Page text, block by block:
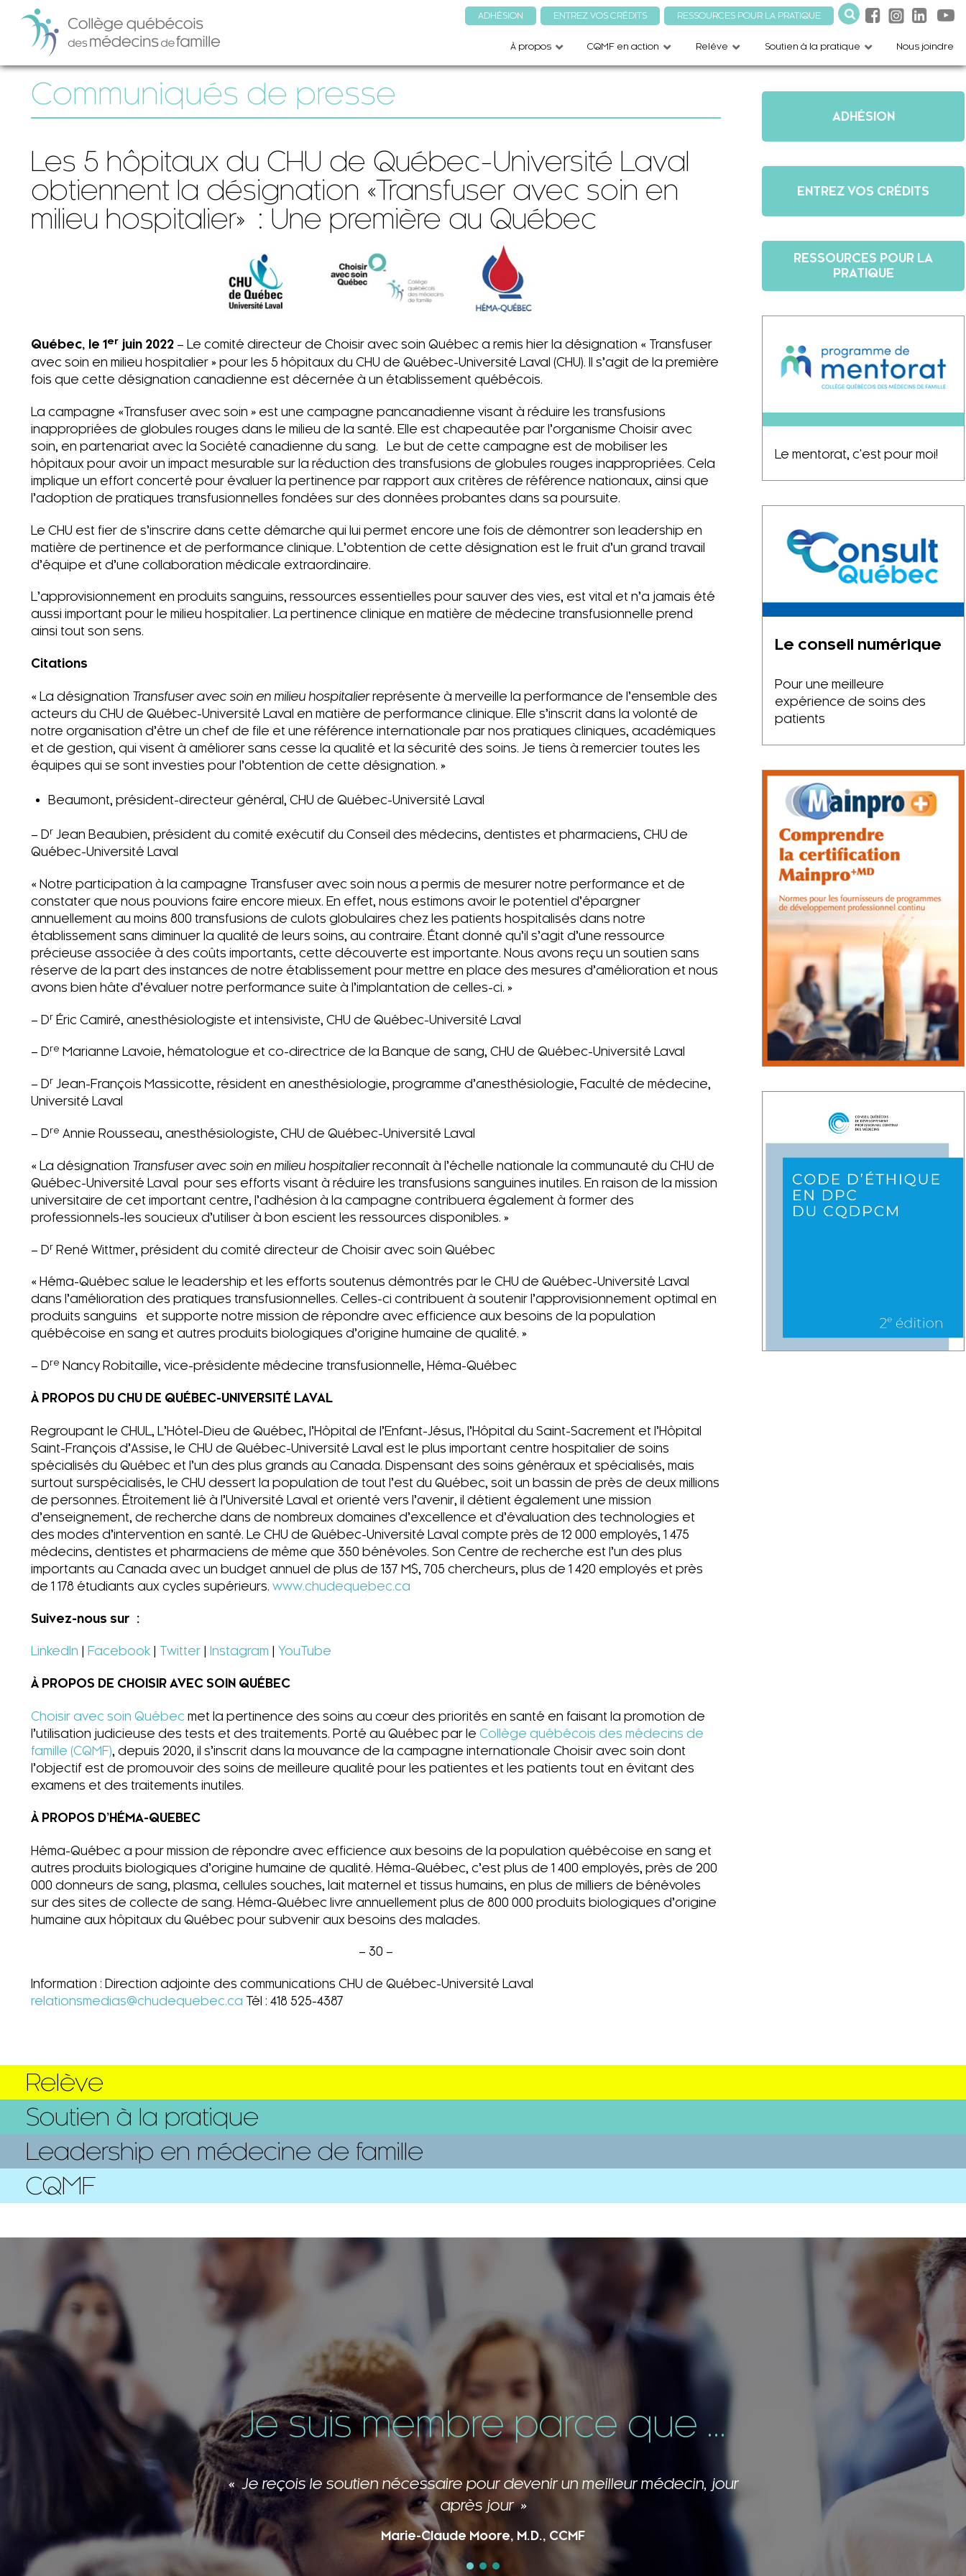
ADHÉSION ENTREZ VOS CRÉDITS RESSOURCES POUR LA PRATIQUE
À propos CQMF en action Relève Soutien à la pratique Nous joindre
Communiqués de presse
Les 5 hôpitaux du CHU de Québec-Université Laval
obtiennent la désignation «Transfuser avec soin en
milieu hospitalier» : Une première au Québec
Québec, le 1er juin 2022 – Le comité directeur de Choisir avec soin Québec a remis hier la désignation « Transfuser
avec soin en milieu hospitalier » pour les 5 hôpitaux du CHU de Québec-Université Laval (CHU). Il s’agit de la première
fois que cette désignation canadienne est décernée à un établissement québécois.
La campagne «Transfuser avec soin » est une campagne pancanadienne visant à réduire les transfusions
inappropriées de globules rouges dans le milieu de la santé. Elle est chapeautée par l’organisme Choisir avec
soin, en partenariat avec la Société canadienne du sang. Le but de cette campagne est de mobiliser les
hôpitaux pour avoir un impact mesurable sur la réduction des transfusions de globules rouges inappropriées. Cela
implique un effort concerté pour évaluer la pertinence par rapport aux critères de référence nationaux, ainsi que
l’adoption de pratiques transfusionnelles fondées sur des données probantes dans sa poursuite.
Le CHU est fier de s’inscrire dans cette démarche qui lui permet encore une fois de démontrer son leadership en
matière de pertinence et de performance clinique. L’obtention de cette désignation est le fruit d’un grand travail
d’équipe et d’une collaboration médicale extraordinaire.
L’approvisionnement en produits sanguins, ressources essentielles pour sauver des vies, est vital et n’a jamais été
aussi important pour le milieu hospitalier. La pertinence clinique en matière de médecine transfusionnelle prend
ainsi tout son sens.
Citations
« La désignation Transfuser avec soin en milieu hospitalierreprésente à merveille la performance de l’ensemble des
acteurs du CHU de Québec-Université Laval en matière de performance clinique. Elle s’inscrit dans la volonté de
notre organisation d’être un chef de file et une référence internationale par nos pratiques cliniques, académiques
et de gestion, qui visent à améliorer sans cesse la qualité et la sécurité des soins. Je tiens à remercier toutes les
équipes qui se sont investies pour l’obtention de cette désignation. »
Beaumont, président-directeur général, CHU de Québec-Université Laval
– Dr Jean Beaubien, président du comité exécutif du Conseil des médecins, dentistes et pharmaciens, CHU de
Québec-Université Laval
« Notre participation à la campagne Transfuser avec soin nous a permis de mesurer notre performance et de
constater que nous pouvions faire encore mieux. En effet, nous estimons avoir le potentiel d’épargner
annuellement au moins 800 transfusions de culots globulaires chez les patients hospitalisés dans notre
établissement sans diminuer la qualité de leurs soins, au contraire. Étant donné qu’il s’agit d’une ressource
précieuse associée à des coûts importants, cette découverte est importante. Nous avons reçu un soutien sans
réserve de la part des instances de notre établissement pour mettre en place des mesures d’amélioration et nous
avons bien hâte d’évaluer notre performance suite à l’implantation de celles-ci. »
– Dr Éric Camiré, anesthésiologiste et intensiviste, CHU de Québec-Université Laval
– Dre Marianne Lavoie, hématologue et co-directrice de la Banque de sang, CHU de Québec-Université Laval
– Dr Jean-François Massicotte, résident en anesthésiologie, programme d’anesthésiologie, Faculté de médecine,
Université Laval
– Dre Annie Rousseau, anesthésiologiste, CHU de Québec-Université Laval
« La désignation Transfuser avec soin en milieu hospitalierreconnaît à l’échelle nationale la communauté du CHU de
Québec-Université Laval pour ses efforts visant à réduire les transfusions sanguines inutiles. En raison de la mission
universitaire de cet important centre, l’adhésion à la campagne contribuera également à former des
professionnels-les soucieux d’utiliser à bon escient les ressources disponibles. »
– Dr René Wittmer, président du comité directeur de Choisir avec soin Québec
« Héma-Québec salue le leadership et les efforts soutenus démontrés par le CHU de Québec-Université Laval
dans l’amélioration des pratiques transfusionnelles. Celles-ci contribuent à soutenir l’approvisionnement optimal en
produits sanguins et supporte notre mission de répondre avec efficience aux besoins de la population
québécoise en sang et autres produits biologiques d’origine humaine de qualité. »
– Dre Nancy Robitaille, vice-présidente médecine transfusionnelle, Héma-Québec
À PROPOS DU CHU DE QUÉBEC-UNIVERSITÉ LAVAL
Regroupant le CHUL, L’Hôtel-Dieu de Québec, l’Hôpital de l’Enfant-Jésus, l’Hôpital du Saint-Sacrement et l’Hôpital
Saint-François d’Assise, le CHU de Québec-Université Laval est le plus important centre hospitalier de soins
spécialisés du Québec et l’un des plus grands au Canada. Dispensant des soins généraux et spécialisés, mais
surtout surspécialisés, le CHU dessert la population de tout l’est du Québec, soit un bassin de près de deux millions
de personnes. Étroitement lié à l’Université Laval et orienté vers l’avenir, il détient également une mission
d’enseignement, de recherche dans de nombreux domaines d’excellence et d’évaluation des technologies et
des modes d’intervention en santé. Le CHU de Québec-Université Laval compte près de 12 000 employés, 1 475
médecins, dentistes et pharmaciens de même que 350 bénévoles. Son Centre de recherche est l’un des plus
importants au Canada avec un budget annuel de plus de 137 M$, 705 chercheurs, plus de 1 420 employés et près
de 1 178 étudiants aux cycles supérieurs. www.chudequebec.ca
Suivez-nous sur :
LinkedIn Facebook Twitter Instagram YouTube
À PROPOS DE CHOISIR AVEC SOIN QUÉBEC
Choisir avec soin Québec met la pertinence des soins au cœur des priorités en santé en faisant la promotion de
l’utilisation judicieuse des tests et des traitements. Porté au Québec par le Collège québécois des médecins de
famille (CQMF), depuis 2020, il s’inscrit dans la mouvance de la campagne internationale Choisir avec soin dont
l’objectif est de promouvoir des soins de meilleure qualité pour les patientes et les patients tout en évitant des
examens et des traitements inutiles.
À PROPOS D’HÉMA-QUEBEC
Héma-Québec a pour mission de répondre avec efficience aux besoins de la population québécoise en sang et
autres produits biologiques d’origine humaine de qualité. Héma-Québec, c’est plus de 1 400 employés, près de 200
000 donneurs de sang, plasma, cellules souches, lait maternel et tissus humains, en plus de milliers de bénévoles
sur des sites de collecte de sang. Héma-Québec livre annuellement plus de 800 000 produits biologiques d’origine
humaine aux hôpitaux du Québec pour subvenir aux besoins des malades.
– 30 –
Information : Direction adjointe des communications CHU de Québec-Université Laval
relationsmedias@chudequebec.ca Tél : 418 525-4387
ADHÉSION
ENTREZ VOS CRÉDITS
RESSOURCES POUR LA
PRATIQUE
Le mentorat, c'est pour moi!
Le conseil numérique
Pour une meilleure
expérience de soins des
patients
Relève
Soutien à la pratique
Leadership en médecine de famille
CQMF
Je suis membre parce que ...
Les membres de cette grande famille me ressourcent et m’inspirent!
Caroline Laberge, M.D., CCMF, FCMF